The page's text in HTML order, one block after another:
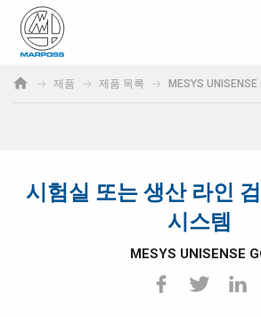
S.p.A.
제품 제품 목록 MESYS UNISENSE
시험실 또는 생산 라인
시스템
MESYS UNISENSE
Deutsch
Español
日本語
中文 (Chinese)
로그인
비밀번호